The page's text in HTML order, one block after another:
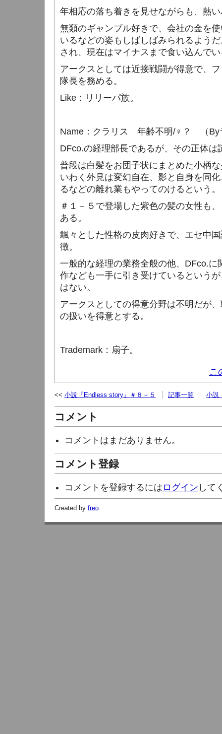
年相応の落ち着きを見せながらも、熱
無類のギャンブル好きで、会社の金を
いるなどの姿もしばしばみられるよう
され、現在はマイナスまで食い込んで
アークスとしては近接戦闘が得意で、
隊長を務める。
Like ：リリーパ族。
Name ：クラリス 年齢不明/ ♀？ （ By
DFco.の経理部長であるが、その正体は
普段は白髪をお団子状にまとめた小柄
いわく外見は変幻自在、影と自身を同
るなどの離れ業もやってのけるという。
＃１－５で登場した紫色の髪の女性も
ある。
飄々とした性格の皮肉好きで、エセ中
徴。
一般的な経理の業務全般の他、 DFco.に
作なども一手に引き受けているという
はない。
アークスとしての得意分野は不明だが
の扱いを得意とする。
Trademark ：扇子。
こ
小説『Endless story』＃８－５ 記事一覧 小説
コメント
コメントはまだありません。
コメント登録
コメントを登録するには ログイン して
Created by freo.